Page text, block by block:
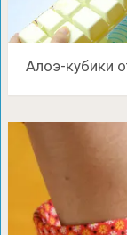
Алоэ-кубики